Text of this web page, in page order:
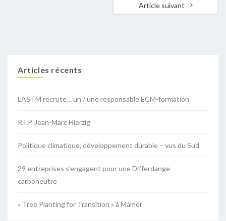
Article suivant
Articles récents
L’ASTM recrute… un / une responsable ECM-formation
R.I.P. Jean-Marc Hierzig
Politique climatique, développement durable – vus du Sud
29 entreprises s’engagent pour une Differdange
carboneutre
« Tree Planting for Transition » à Mamer